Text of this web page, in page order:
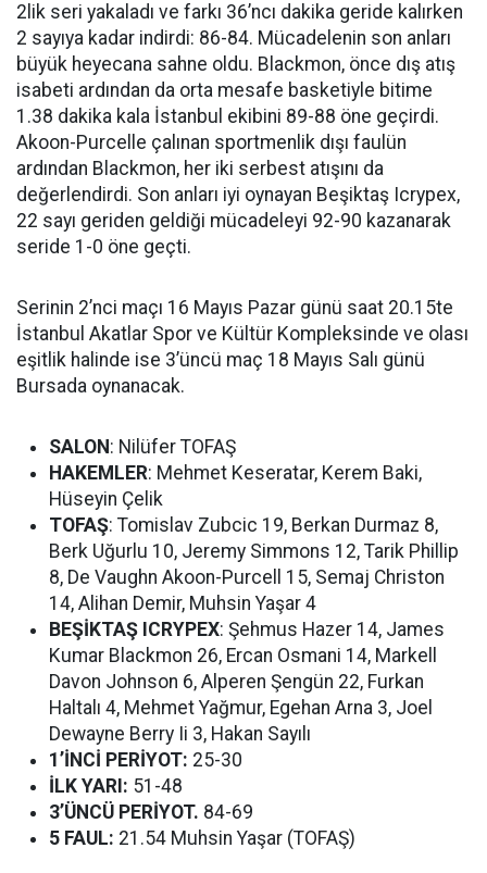
2lik seri yakaladı ve farkı 36’ncı dakika geride kalırken
2 sayıya kadar indirdi: 86-84. Mücadelenin son anları
büyük heyecana sahne oldu. Blackmon, önce dış atış
isabeti ardından da orta mesafe basketiyle bitime
1.38 dakika kala İstanbul ekibini 89-88 öne geçirdi.
Akoon-Purcelle çalınan sportmenlik dışı faulün
ardından Blackmon, her iki serbest atışını da
değerlendirdi. Son anları iyi oynayan Beşiktaş Icrypex,
22 sayı geriden geldiği mücadeleyi 92-90 kazanarak
seride 1-0 öne geçti.
Serinin 2’nci maçı 16 Mayıs Pazar günü saat 20.15te
İstanbul Akatlar Spor ve Kültür Kompleksinde ve olası
eşitlik halinde ise 3’üncü maç 18 Mayıs Salı günü
Bursada oynanacak.
SALON : Nilüfer TOFAŞ
HAKEMLER: Mehmet Keseratar, Kerem Baki,
Hüseyin Çelik
TOFAŞ: Tomislav Zubcic 19, Berkan Durmaz 8,
Berk Uğurlu 10, Jeremy Simmons 12, Tarik Phillip
8, De Vaughn Akoon-Purcell 15, Semaj Christon
14, Alihan Demir, Muhsin Yaşar 4
BEŞİKTAŞ ICRYPEX: Şehmus Hazer 14, James
Kumar Blackmon 26, Ercan Osmani 14, Markell
Davon Johnson 6, Alperen Şengün 22, Furkan
Haltalı 4, Mehmet Yağmur, Egehan Arna 3, Joel
Dewayne Berry Ii 3, Hakan Sayılı
1’İNCİ PERİYOT: 25-30
İLK YARI: 51-48
3’ÜNCÜ PERİYOT. 84-69
5 FAUL: 21.54 Muhsin Yaşar (TOFAŞ)